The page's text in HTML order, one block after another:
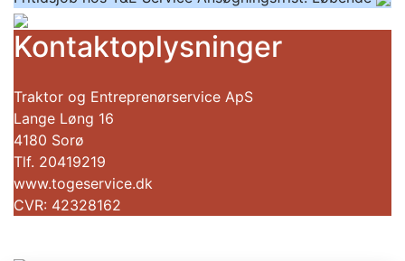
Kontaktoplysninger
Traktor og Entreprenørservice ApS
Lange Løng 16
4180 Sorø
Tlf. 20419219
www.togeservice.dk
CVR: 42328162